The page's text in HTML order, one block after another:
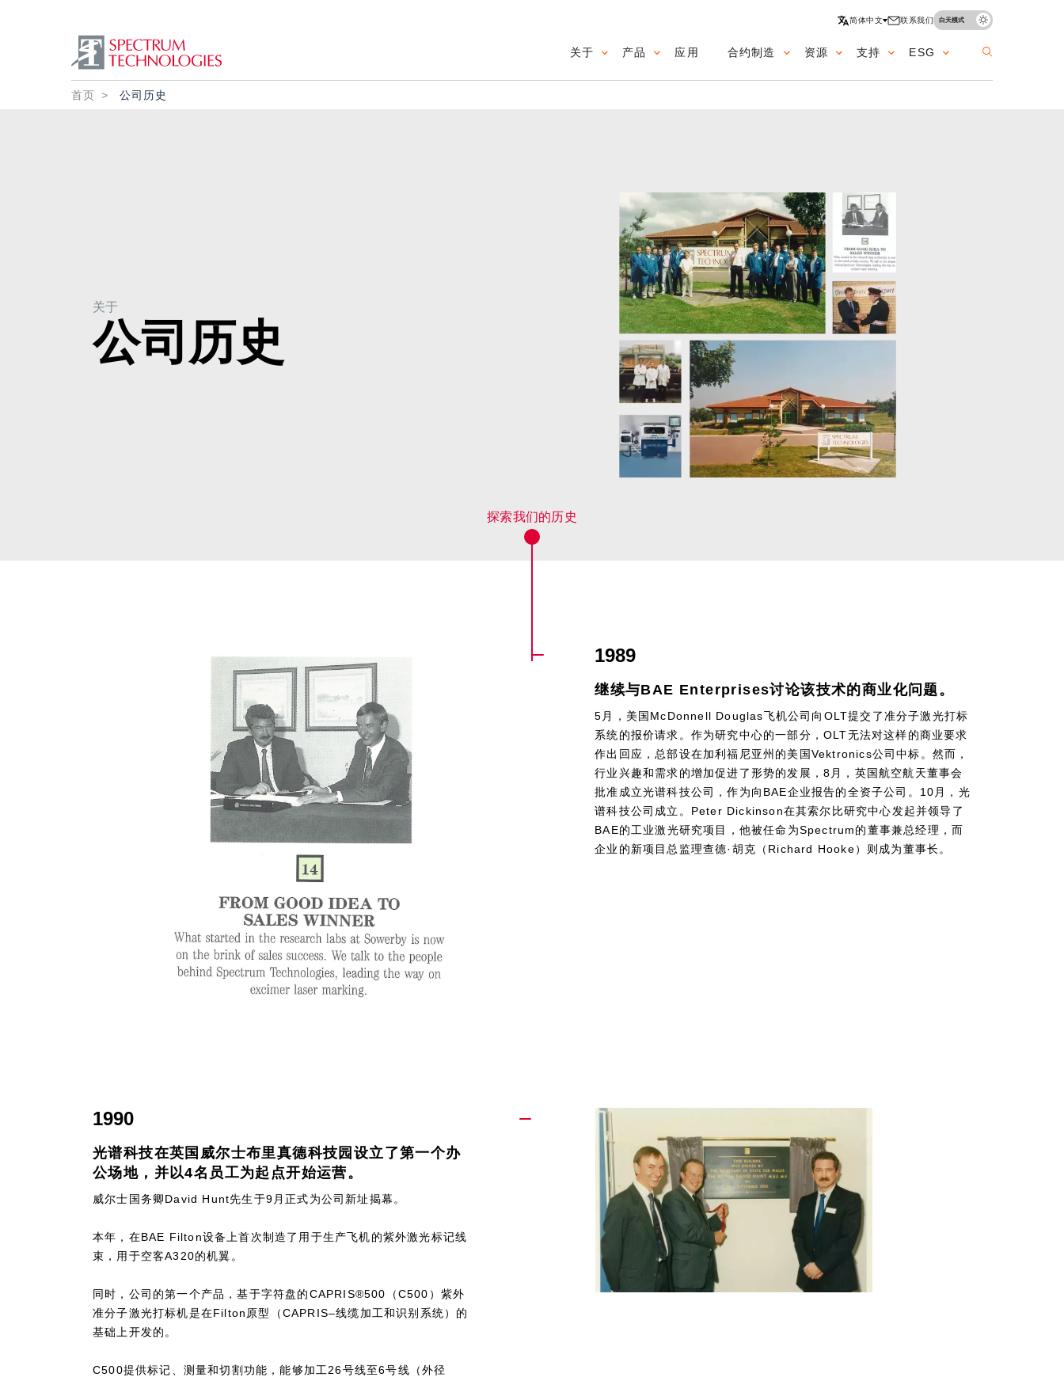
简体中文 联系我们 白天模式
Main navigation
关于 产品 应用 合约制造 资源 支持 ESG
面包屑
首页 公司历史
关于
公司历史
1989
继续与BAE Enterprises讨论该技术的商业化问题。
5月，美国McDonnell Douglas飞机公司向OLT提交了准分子激光打标
系统的报价请求。作为研究中心的一部分，OLT无法对这样的商业要求
作出回应，总部设在加利福尼亚州的美国Vektronics公司中标。然而，
行业兴趣和需求的增加促进了形势的发展，8月，英国航空航天董事会
批准成立光谱科技公司，作为向BAE企业报告的全资子公司。10月，光
谱科技公司成立。Peter Dickinson在其索尔比研究中心发起并领导了
BAE的工业激光研究项目，他被任命为Spectrum的董事兼总经理，而
企业的新项目总监理查德·胡克（Richard Hooke）则成为董事长。
1990
光谱科技在英国威尔士布里真德科技园设立了第一个办
公场地，并以4名员工为起点开始运营。
威尔士国务卿David Hunt先生于9月正式为公司新址揭幕。
本年，在BAE Filton设备上首次制造了用于生产飞机的紫外激光标记线
束，用于空客A320的机翼。
同时，公司的第一个产品，基于字符盘的CAPRIS®500（C500）紫外
准分子激光打标机是在Filton原型（CAPRIS–线缆加工和识别系统）的
基础上开发的。
C500提供标记、测量和切割功能，能够加工26号线至6号线（外径